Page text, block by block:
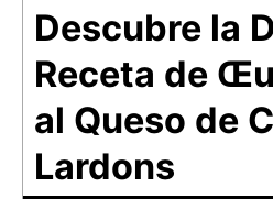
Descubre la
Receta de
al Queso de
Lardons